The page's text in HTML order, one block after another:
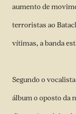
aumento de
terroristas ao
vítimas, a banda
Segundo o
álbum o oposto da